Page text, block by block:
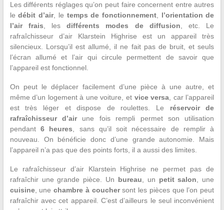
Les différents réglages qu’on peut faire concernent entre autres
ledébit d’air, le temps de fonctionnement, l’orientation de
l’air frais , lesdifférents modes de diffusion , etc. Le
rafraîchisseur d’air Klarstein Highrise est un appareil très
silencieux. Lorsqu’il est allumé, il ne fait pas de bruit, et seuls
l’écran allumé et l’air qui circule permettent de savoir que
l’appareil est fonctionnel.
On peut le déplacer facilement d’une pièce à une autre, et
même d’un logement à une voiture, et vice versa , car l’appareil
est très léger et dispose de roulettes. Le réservoir de
rafraîchisseur d’airune fois rempli permet son utilisation
pendant6 heures , sans qu’il soit nécessaire de remplir à
nouveau. On bénéficie donc d’une grande autonomie. Mais
l’appareil n’a pas que des points forts, il a aussi des limites.
Le rafraîchisseur d’air Klarstein Highrise ne permet pas de
rafraîchir une grande pièce. Un bureau , un petit salon , une
cuisine, unechambre à couchersont les pièces que l’on peut
rafraîchir avec cet appareil. C’est d’ailleurs le seul inconvénient